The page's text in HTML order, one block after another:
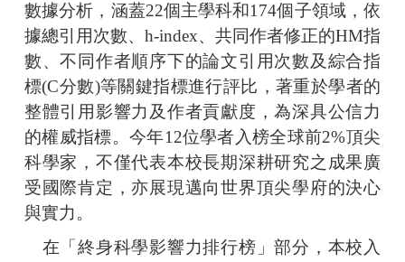
數據分析，涵蓋22個主學科和174個子領域，依
據總引用次數、h-index、共同作者修正的HM指
數、不同作者順序下的論文引用次數及綜合指
標(C分數)等關鍵指標進行評比，著重於學者的
整體引用影響力及作者貢獻度，為深具公信力
的權威指標。今年12位學者入榜全球前2%頂尖
科學家，不僅代表本校長期深耕研究之成果廣
受國際肯定，亦展現邁向世界頂尖學府的決心
與實力。
在「終身科學影響力排行榜」部分，本校入